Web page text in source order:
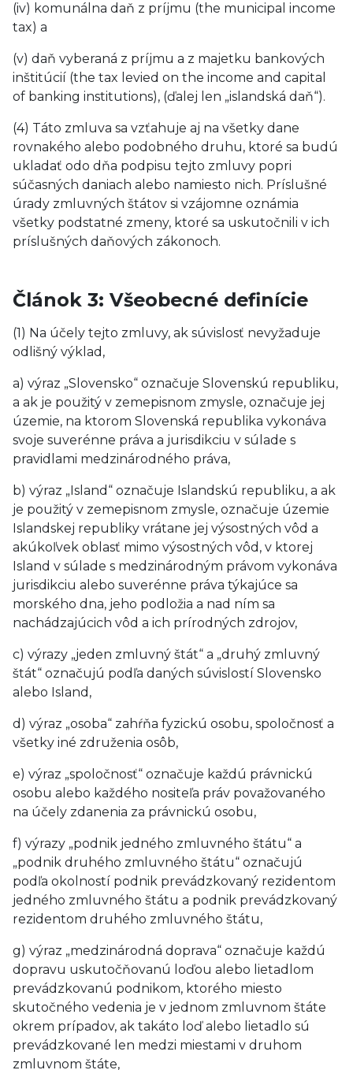
(iv) komunálna daň z príjmu (the municipal income
tax) a
(v) daň vyberaná z príjmu a z majetku bankových
inštitúcií (the tax levied on the income and capital
of banking institutions), (ďalej len „islandská daň“).
(4) Táto zmluva sa vzťahuje aj na všetky dane
rovnakého alebo podobného druhu, ktoré sa budú
ukladať odo dňa podpisu tejto zmluvy popri
súčasných daniach alebo namiesto nich. Príslušné
úrady zmluvných štátov si vzájomne oznámia
všetky podstatné zmeny, ktoré sa uskutočnili v ich
príslušných daňových zákonoch.
Článok 3: Všeobecné definície
(1) Na účely tejto zmluvy, ak súvislosť nevyžaduje
odlišný výklad,
a) výraz „Slovensko“ označuje Slovenskú republiku,
a ak je použitý v zemepisnom zmysle, označuje jej
územie, na ktorom Slovenská republika vykonáva
svoje suverénne práva a jurisdikciu v súlade s
pravidlami medzinárodného práva,
b) výraz „Island“ označuje Islandskú republiku, a ak
je použitý v zemepisnom zmysle, označuje územie
Islandskej republiky vrátane jej výsostných vôd a
akúkoľvek oblasť mimo výsostných vôd, v ktorej
Island v súlade s medzinárodným právom vykonáva
jurisdikciu alebo suverénne práva týkajúce sa
morského dna, jeho podložia a nad ním sa
nachádzajúcich vôd a ich prírodných zdrojov,
c) výrazy „jeden zmluvný štát“ a „druhý zmluvný
štát“ označujú podľa daných súvislostí Slovensko
alebo Island,
d) výraz „osoba“ zahŕňa fyzickú osobu, spoločnosť a
všetky iné združenia osôb,
e) výraz „spoločnosť“ označuje každú právnickú
osobu alebo každého nositeľa práv považovaného
na účely zdanenia za právnickú osobu,
f) výrazy „podnik jedného zmluvného štátu“ a
„podnik druhého zmluvného štátu“ označujú
podľa okolností podnik prevádzkovaný rezidentom
jedného zmluvného štátu a podnik prevádzkovaný
rezidentom druhého zmluvného štátu,
g) výraz „medzinárodná doprava“ označuje každú
dopravu uskutočňovanú loďou alebo lietadlom
prevádzkovanú podnikom, ktorého miesto
skutočného vedenia je v jednom zmluvnom štáte
okrem prípadov, ak takáto loď alebo lietadlo sú
prevádzkované len medzi miestami v druhom
zmluvnom štáte,